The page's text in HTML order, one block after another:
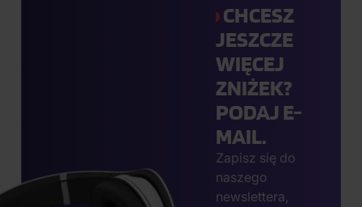
CHCESZ
JESZCZE
WIĘCEJ
ZNIŻEK?
PODAJ E-
MAIL.
Zapisz się do
naszego
newslettera,